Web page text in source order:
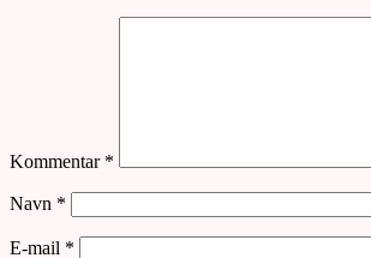
Kommentar *
Navn *
E-mail *